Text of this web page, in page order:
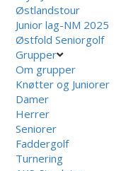
Østlandstour
Junior lag-NM 2025
Østfold Seniorgolf
Grupper
Om grupper
Knøtter og Juniorer
Damer
Herrer
Seniorer
Faddergolf
Turnering